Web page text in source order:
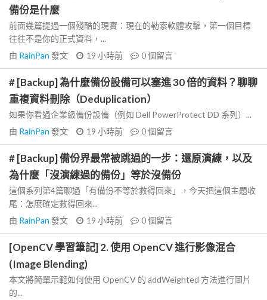
備份是什麼
前面幾篇提過一個殘酷的現實：現在的勒索軟體攻擊，第一個目標
往往不是你的正式資料，...
由 RainPan 發文 19 小時前 0個留言
# [Backup] 為什麼備份設備可以塞進 30 倍的資料？聊聊
重複資料刪除（Deduplication）
如果你看過企業級備份設備（例如 Dell PowerProtect DD 系列）...
由 RainPan 發文 19 小時前 0個留言
# [Backup] 備份界最常被跳過的一步：還原演練，以及
為什麼「沒演練過的備份」等於沒備份
這個系列第4篇聊過「有備份不等於救得回來」，今天把這個主題收
尾：怎麼確定救得回來...
由 RainPan 發文 19 小時前 0個留言
[OpenCV 學習筆記] 2. 使用 OpenCV 進行影像混合
(Image Blending)
本文將簡單示範如何使用 OpenCV 的 addWeighted 方法進行圖片
的...